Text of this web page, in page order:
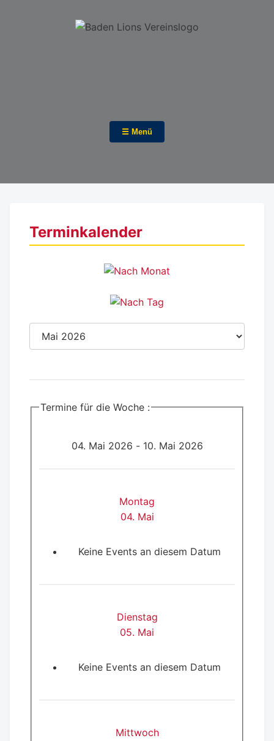
☰ Menü
Terminkalender
Termine für die Woche :
04. Mai 2026 - 10. Mai 2026
Montag
04. Mai
Keine Events an diesem Datum
Dienstag
05. Mai
Keine Events an diesem Datum
Mittwoch